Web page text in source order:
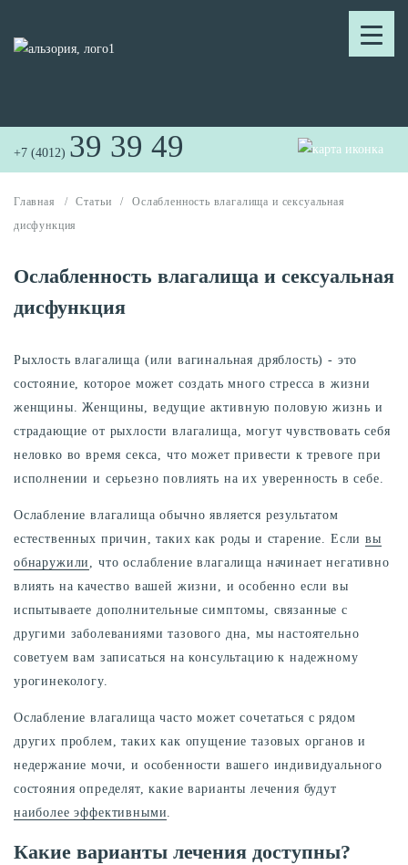
+7 (4012) 39 39 49
Главная / Статьи /
Ослабленность влагалища и сексуальная
дисфункция
Ослабленность влагалища и сексуальная
дисфункция
Рыхлость влагалища (или вагинальная дряблость) - это
состояние, которое может создать много стресса в жизни
женщины. Женщины, ведущие активную половую жизнь и
страдающие от рыхлости влагалища, могут чувствовать себя
неловко во время секса, что может привести к тревоге при
исполнении и серьезно повлиять на их уверенность в себе.
Ослабление влагалища обычно является результатом
естественных причин, таких как роды и старение. Есливы
обнаружили , что ослабление влагалища начинает негативно
влиять на качество вашей жизни, и особенно если вы
испытываете дополнительные симптомы, связанные с
другими заболеваниями тазового дна, мы настоятельно
советуем вам записаться на консультацию к надежному
урогинекологу.
Ослабление влагалища часто может сочетаться с рядом
других проблем, таких как опущение тазовых органов и
недержание мочи, и особенности вашего индивидуального
состояния определят, какие варианты лечения будут
наиболее эффективными.
Какие варианты лечения доступны?